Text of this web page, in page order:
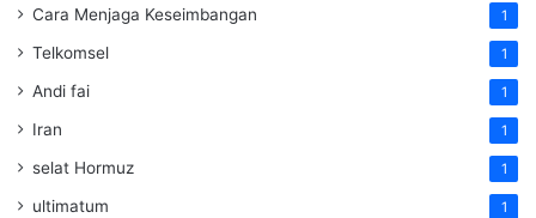
Cara Menjaga Keseimbangan 1
Telkomsel 1
Andi fai 1
Iran 1
selat Hormuz 1
ultimatum 1